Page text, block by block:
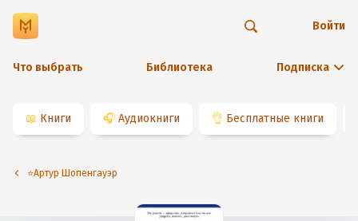
Что выбрать Библиотека Подписка
Войти
📖 Книги 🎧 Аудиокниги 👌 Бесплатные книги
⭐️Артур Шопенгауэр